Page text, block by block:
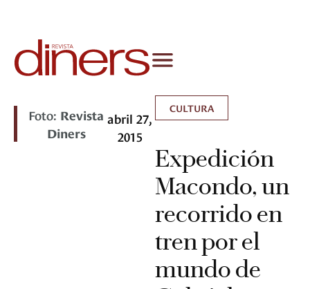
Foto: Revista
Diners
abril 27,
2015
CULTURA
Expedición
Macondo, un
recorrido en
tren por el
mundo de